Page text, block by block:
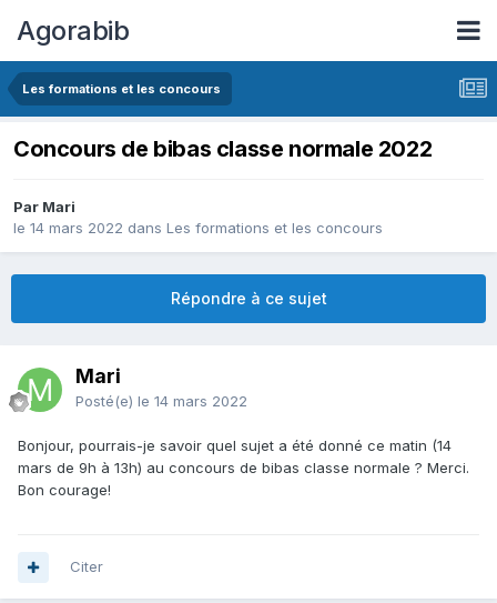
Agorabib
Les formations et les concours
Concours de bibas classe normale 2022
Par Mari
le 14 mars 2022 dans Les formations et les concours
Répondre à ce sujet
Mari
Posté(e) le 14 mars 2022
Bonjour, pourrais-je savoir quel sujet a été donné ce matin (14
mars de 9h à 13h) au concours de bibas classe normale ? Merci.
Bon courage!
Citer